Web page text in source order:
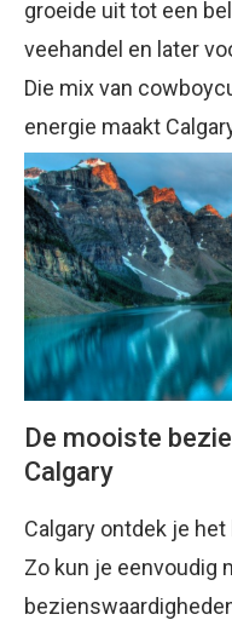
groeide uit tot een
veehandel en later
Die mix van
energie maakt
De mooiste
Calgary
Calgary ontdek je
Zo kun je eenvoudig